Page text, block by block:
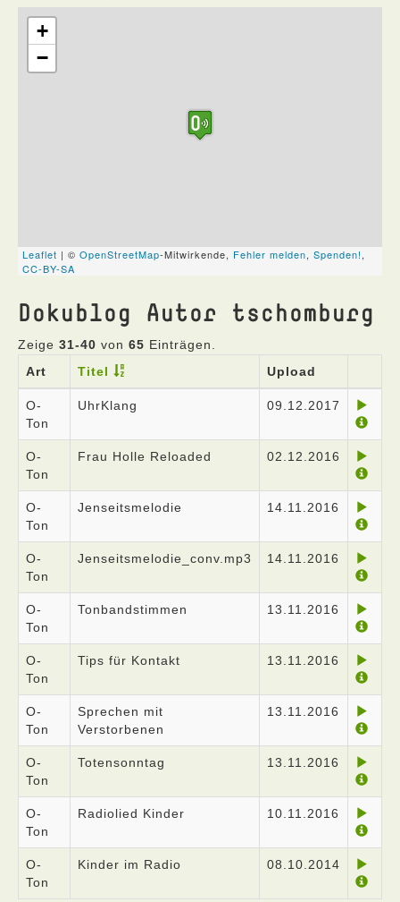
Dokublog Autor tschomburg
Zeige 31-40 von 65 Einträgen.
Art
Titel Upload
O-
Ton
UhrKlang 09.12.2017
O-
Ton
Frau Holle Reloaded 02.12.2016
O-
Ton
Jenseitsmelodie 14.11.2016
O-
Ton
Jenseitsmelodie_conv.mp3 14.11.2016
O-
Ton
Tonbandstimmen 13.11.2016
O-
Ton
Tips für Kontakt 13.11.2016
O-
Ton
Sprechen mit
Verstorbenen
13.11.2016
O-
Ton
Totensonntag 13.11.2016
O-
Ton
Radiolied Kinder 10.11.2016
O-
Ton
Kinder im Radio 08.10.2014